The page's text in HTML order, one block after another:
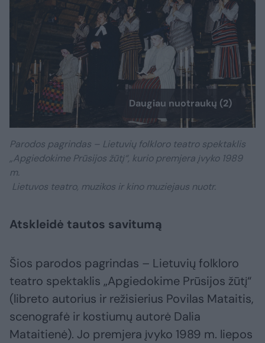
Daugiau nuotraukų (2)
Parodos pagrindas – Lietuvių folkloro teatro spektaklis
„Apgiedokime Prūsijos žūtį“, kurio premjera įvyko 1989
m.
Lietuvos teatro, muzikos ir kino muziejaus nuotr.
Atskleidė tautos savitumą
Šios parodos pagrindas – Lietuvių folkloro
teatro spektaklis „Apgiedokime Prūsijos žūtį“
(libreto autorius ir režisierius Povilas Mataitis,
scenografė ir kostiumų autorė Dalia
Mataitienė). Jo premjera įvyko 1989 m. liepos